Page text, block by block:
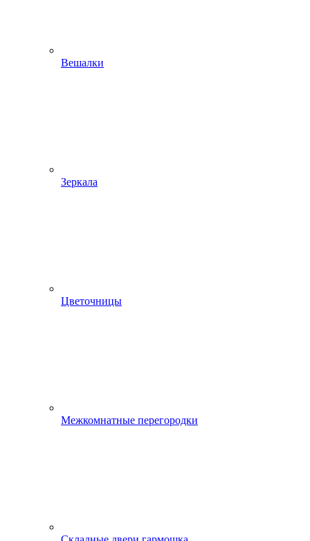
Вешалки
Зеркала
Цветочницы
Межкомнатные перегородки